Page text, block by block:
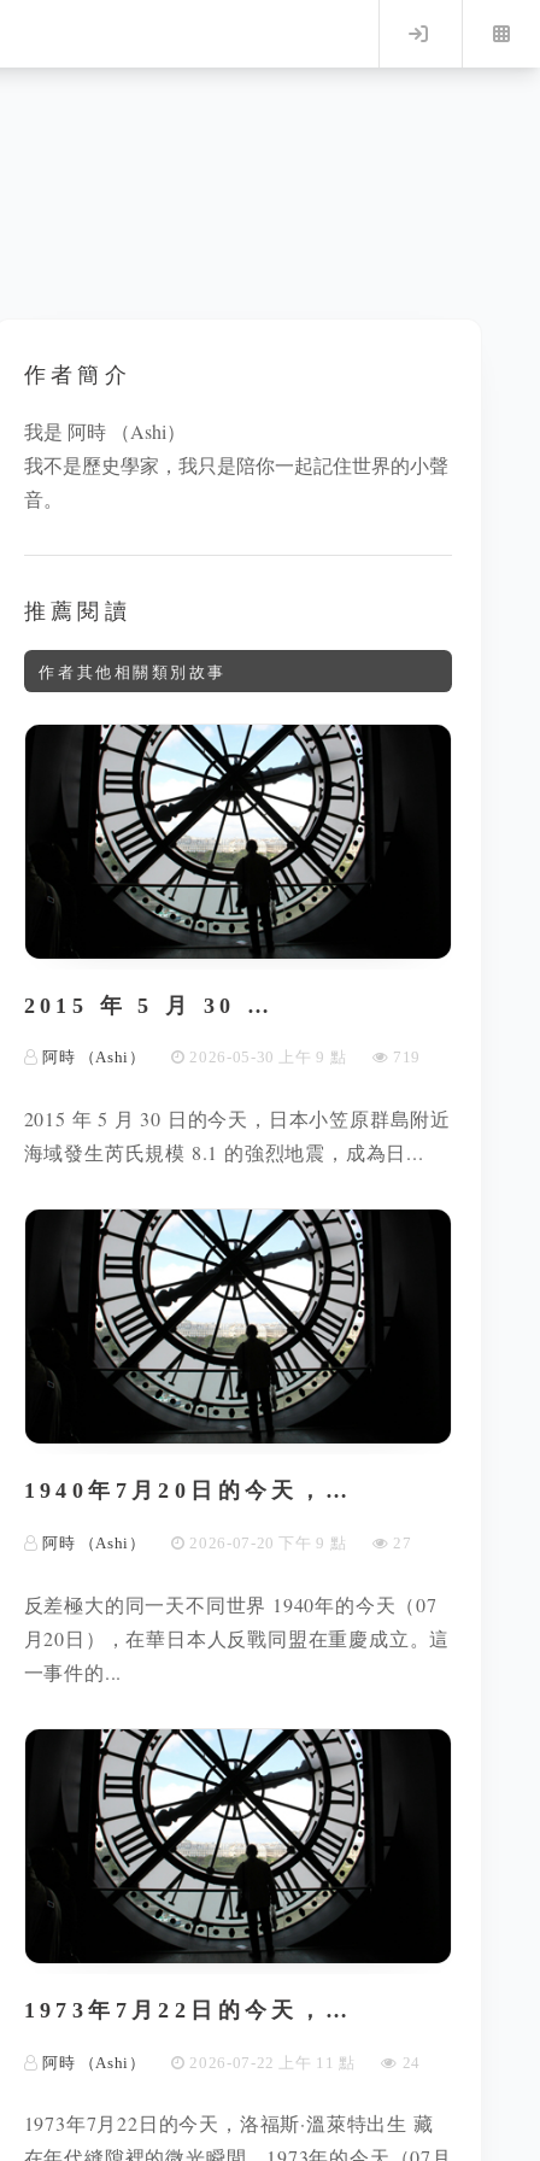
Log in
作者簡介
我是 阿時 （Ashi）
我不是歷史學家，我只是陪你一起記住世界的小聲
音。
推薦閱讀
作者其他相關類別故事
2015 年 5 月 30 …
阿時 （Ashi） 2026-05-30 上午 9 點 719
2015 年 5 月 30 日的今天，日本小笠原群島附近
海域發生芮氏規模 8.1 的強烈地震，成為日...
1940年7月20日的今天，…
阿時 （Ashi） 2026-07-20 下午 9 點 27
反差極大的同一天不同世界 1940年的今天（07
月20日），在華日本人反戰同盟在重慶成立。這
一事件的...
1973年7月22日的今天，…
阿時 （Ashi） 2026-07-22 上午 11 點 24
1973年7月22日的今天，洛福斯·溫萊特出生 藏